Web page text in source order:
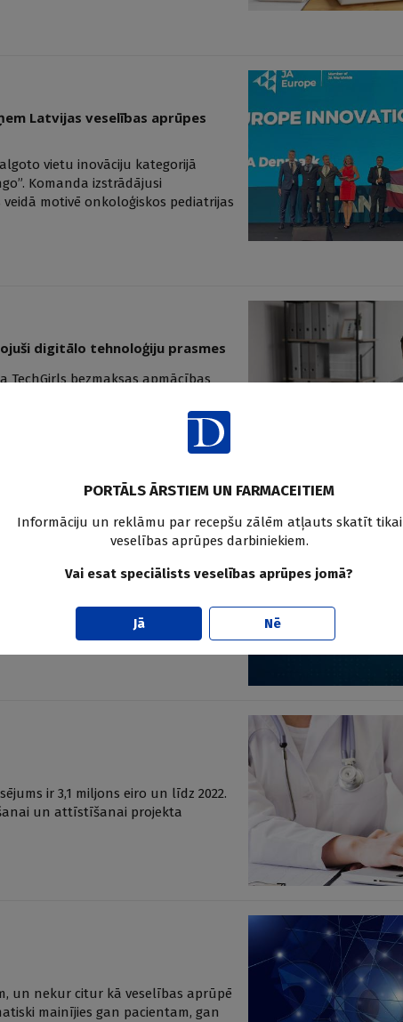
Latvijas veselības aprūpes
vietu inovāciju kategorijā
Komanda izstrādājusi
motivē onkoloģiskos pediatrijas
digitālo tehnoloģiju prasmes
TechGirls bezmaksas apmācības
mēnešos tiešsaistes un
un tehnoloģiju lietošanu
intelekta (AI) sarakstes robotu
cik personisku pieeju atrod,
ir 3,1 miljons eiro un līdz 2022.
un attīstīšanai projekta
un nekur citur kā veselības aprūpē
mainījies gan pacientam, gan
PORTĀLS ĀRSTIEM UN FARMACEITIEM
Informāciju un reklāmu par recepšu zālēm atļauts skatīt tikai
veselības aprūpes darbiniekiem.
Vai esat speciālists veselības aprūpes jomā?
Jā Nē